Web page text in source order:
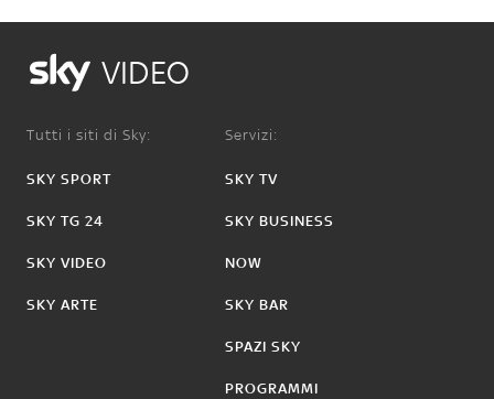
VIDEO
Tutti i siti di Sky:
SKY SPORT
SKY TG 24
SKY VIDEO
SKY ARTE
Servizi:
SKY TV
SKY BUSINESS
NOW
SKY BAR
SPAZI SKY
PROGRAMMI